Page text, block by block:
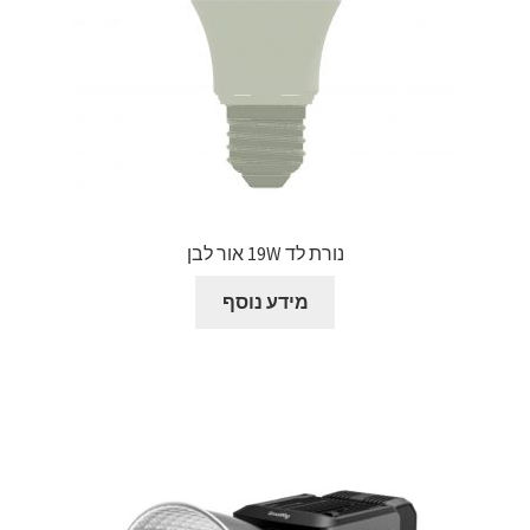
נורת לד 19W אור לבן
מידע נוסף